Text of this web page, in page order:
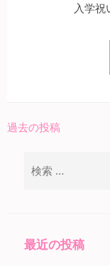
入学
過去の投稿
最近の投稿